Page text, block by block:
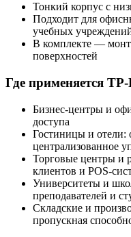
Тонкий корпус с
Подходит для
учебных
В комплекте —
поверхностей
Где применяется
Бизнес-центры и
доступа
Гостиницы и отели:
централизованное
Торговые центры и
клиентов и POS-
Университеты и
преподавателей и
Складские и
пропускная